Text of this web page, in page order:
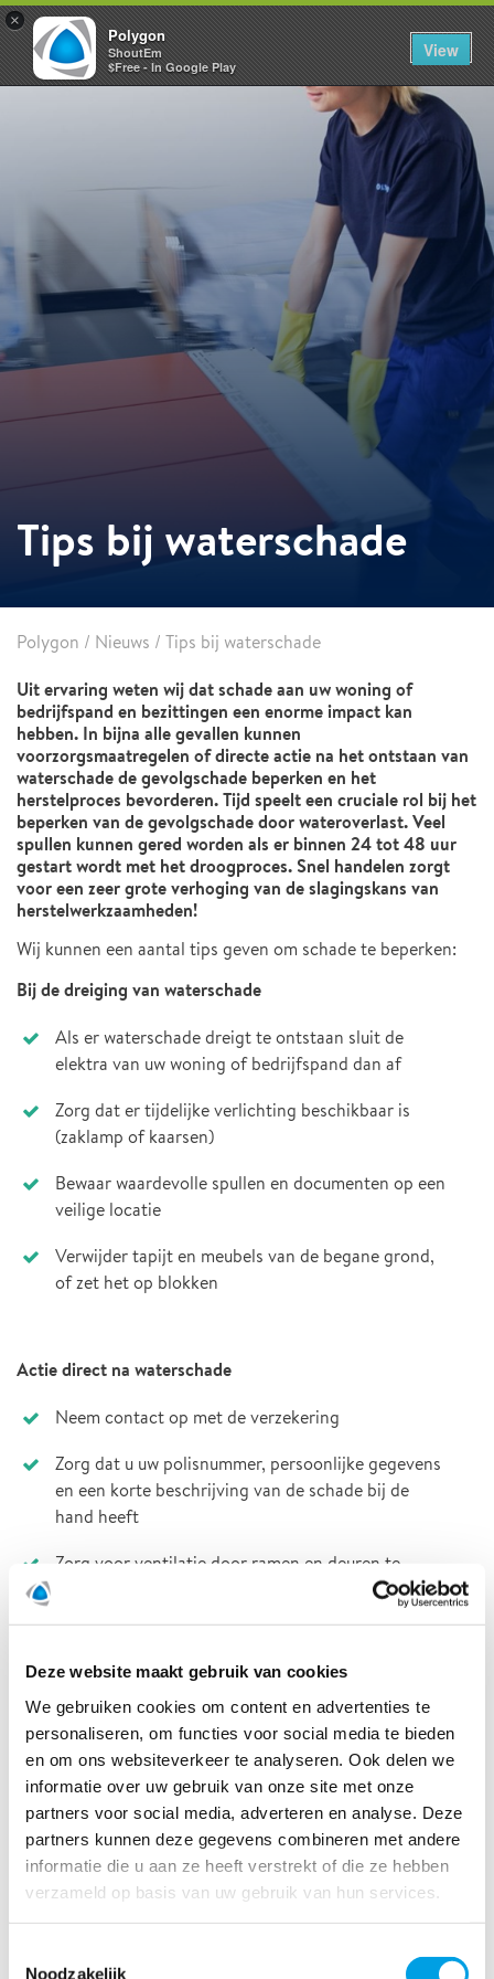
Deze website maakt gebruik van cookies
We gebruiken cookies om content en advertenties te
personaliseren, om functies voor social media te bieden
en om ons websiteverkeer te analyseren. Ook delen we
informatie over uw gebruik van onze site met onze
partners voor social media, adverteren en analyse. Deze
partners kunnen deze gegevens combineren met andere
informatie die u aan ze heeft verstrekt of die ze hebben
verzameld op basis van uw gebruik van hun services.
Noodzakelijk
Tips bij waterschade
Polygon / Nieuws / Tips bij waterschade
Uit ervaring weten wij dat schade aan uw woning of
bedrijfspand en bezittingen een enorme impact kan
hebben. In bijna alle gevallen kunnen
voorzorgsmaatregelen of directe actie na het ontstaan van
waterschade de gevolgschade beperken en het
herstelproces bevorderen. Tijd speelt een cruciale rol bij het
beperken van de gevolgschade door wateroverlast. Veel
spullen kunnen gered worden als er binnen 24 tot 48 uur
gestart wordt met het droogproces. Snel handelen zorgt
voor een zeer grote verhoging van de slagingskans van
herstelwerkzaamheden!
Wij kunnen een aantal tips geven om schade te beperken:
Bij de dreiging van waterschade
Als er waterschade dreigt te ontstaan sluit de
elektra van uw woning of bedrijfspand dan af
Zorg dat er tijdelijke verlichting beschikbaar is
(zaklamp of kaarsen)
Bewaar waardevolle spullen en documenten op een
veilige locatie
Verwijder tapijt en meubels van de begane grond,
of zet het op blokken
Actie direct na waterschade
Neem contact op met de verzekering
Zorg dat u uw polisnummer, persoonlijke gegevens
en een korte beschrijving van de schade bij de
hand heeft
Zorg voor ventilatie door ramen en deuren te
pand, dit versneld het droogproces
Zet meubels op aluminiumfolie of blokken, vooral
als het op niet te verwijderen nat tapijt staat. Dit
zorgt ervoor dat het water niet (verder) in de
meubels trekt
Verwijder water van foto’s, boeken en andere
onvervangbare documenten en bewaar deze op een
koude locatie (bij voorkeur de vriezer als deze
documenten via een specialistisch proces tot de
×
Polygon
ShoutEm
$Free - In Google Play
View